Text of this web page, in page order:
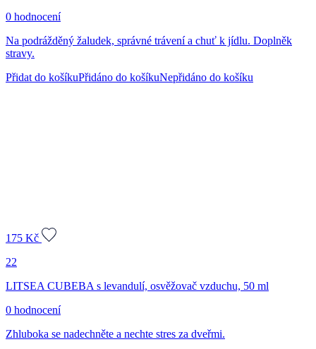
0 hodnocení
Na podrážděný žaludek, správné trávení a chuť k jídlu. Doplněk
stravy.
Přidat do košíkuPřidáno do košíkuNepřidáno do košíku
175 Kč
22
LITSEA CUBEBA s levandulí, osvěžovač vzduchu, 50 ml
0 hodnocení
Zhluboka se nadechněte a nechte stres za dveřmi.